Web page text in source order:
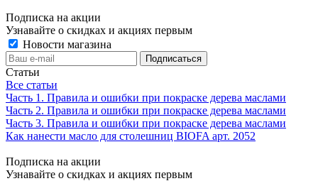
Подписка на акции
Узнавайте о скидках и акциях первым
Новости магазина
Статьи
Все статьи
Часть 1. Правила и ошибки при покраске дерева маслами
Часть 2. Правила и ошибки при покраске дерева маслами
Часть 3. Правила и ошибки при покраске дерева маслами
Как нанести масло для столешниц BIOFA арт. 2052
Подписка на акции
Узнавайте о скидках и акциях первым